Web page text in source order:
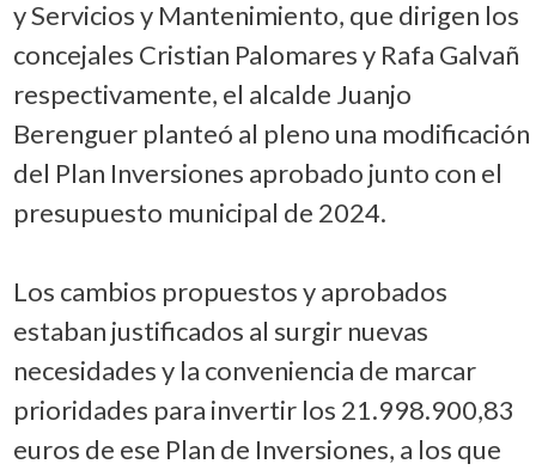
y Servicios y Mantenimiento, que dirigen los
concejales Cristian Palomares y Rafa Galvañ
respectivamente, el alcalde Juanjo
Berenguer planteó al pleno una modificación
del Plan Inversiones aprobado junto con el
presupuesto municipal de 2024.
Los cambios propuestos y aprobados
estaban justificados al surgir nuevas
necesidades y la conveniencia de marcar
prioridades para invertir los 21.998.900,83
euros de ese Plan de Inversiones, a los que